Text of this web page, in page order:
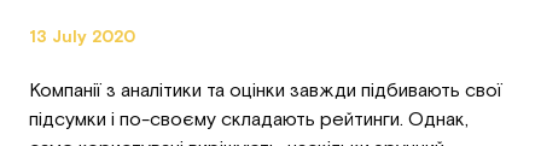
13 July 2020
Компанії з аналітики та оцінки завжди підбивають свої
підсумки і по-своєму складають рейтинги. Однак,